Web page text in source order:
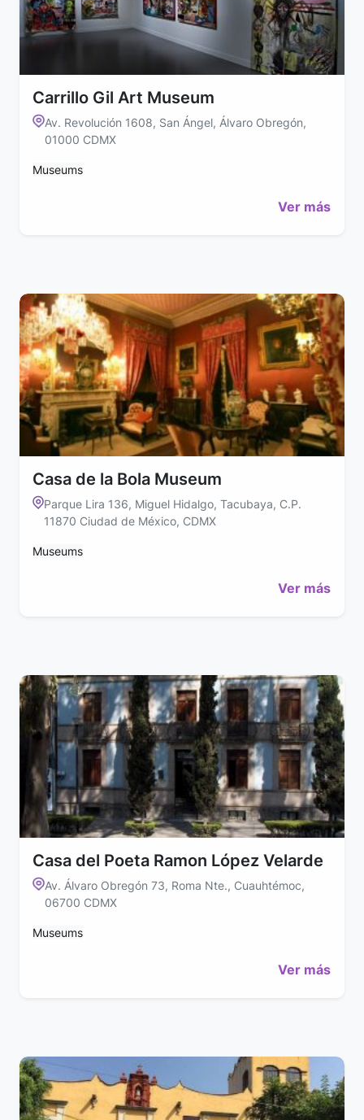
Carrillo Gil Art Museum
Av. Revolución 1608, San Ángel, Álvaro Obregón,
01000 CDMX
Museums
Ver más
Casa de la Bola Museum
Parque Lira 136, Miguel Hidalgo, Tacubaya, C.P.
11870 Ciudad de México, CDMX
Museums
Ver más
Casa del Poeta Ramon López Velarde
Av. Álvaro Obregón 73, Roma Nte., Cuauhtémoc,
06700 CDMX
Museums
Ver más